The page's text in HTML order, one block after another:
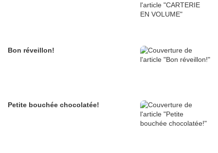
Bon réveillon!
Petite bouchée chocolatée!